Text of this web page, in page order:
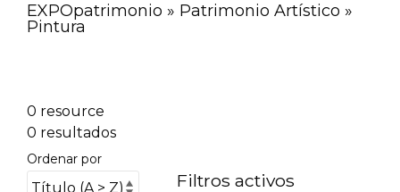
EXPOpatrimonio » Patrimonio Artístico »
Pintura
0 resource
0 resultados
Ordenar por
Filtros activos